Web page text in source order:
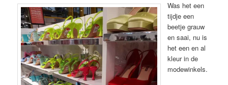
Was het een
tijdje een
beetje grauw
en saai, nu is
het een en al
kleur in de
modewinkels.